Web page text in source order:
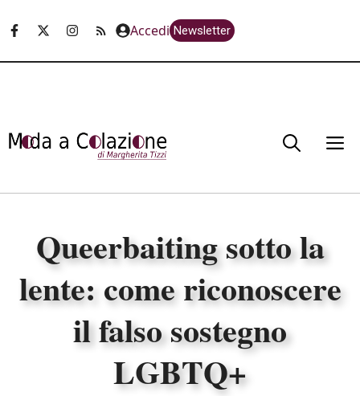
Accedi Newsletter
Queerbaiting sotto la
lente: come riconoscere
il falso sostegno
LGBTQ+